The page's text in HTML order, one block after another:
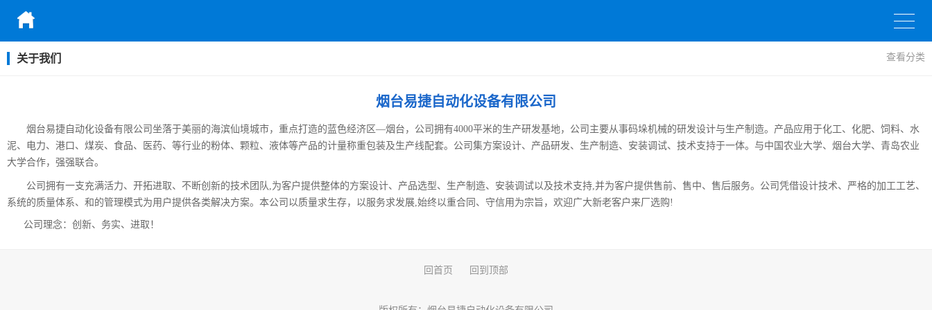
关于我们 查看分类
烟台易捷自动化设备有限公司
烟台易捷自动化设备有限公司坐落于美丽的海滨仙境城市，重点打造的蓝色经济区—烟台，公司拥有4000平米的生产研发基地，公司主要从事码垛机械的研发设计与生产制造。产品应用于化工、化肥、饲料、水
泥、电力、港口、 煤炭、食品、医药、等行业的粉体、颗粒、液体等产品的计量称重包装及生产线配套。公司集方案设计、产品研发、生产制造、安装调试、技术支持于一体。与中国 农业大学、烟台大学、青岛农业
大学合作，强强联合。
公司拥有一支充满活力、开拓进取、不断创新的技术团队,为客户提供整体的方案设计、产品选型、生产制造、安装调试以及技术支持,并为客户提供售前、售中、售后服务。公司凭借设计技术、严格的加工工艺、
系统的质量体系、和的管理模式为用户提供各类解决方案。本公司以质量求生存，以服务求发展,始终以重合同、守信用为宗旨，欢迎广大新老客户来厂选购!
公司理念：创新、务实、进取！
回首页 回到顶部